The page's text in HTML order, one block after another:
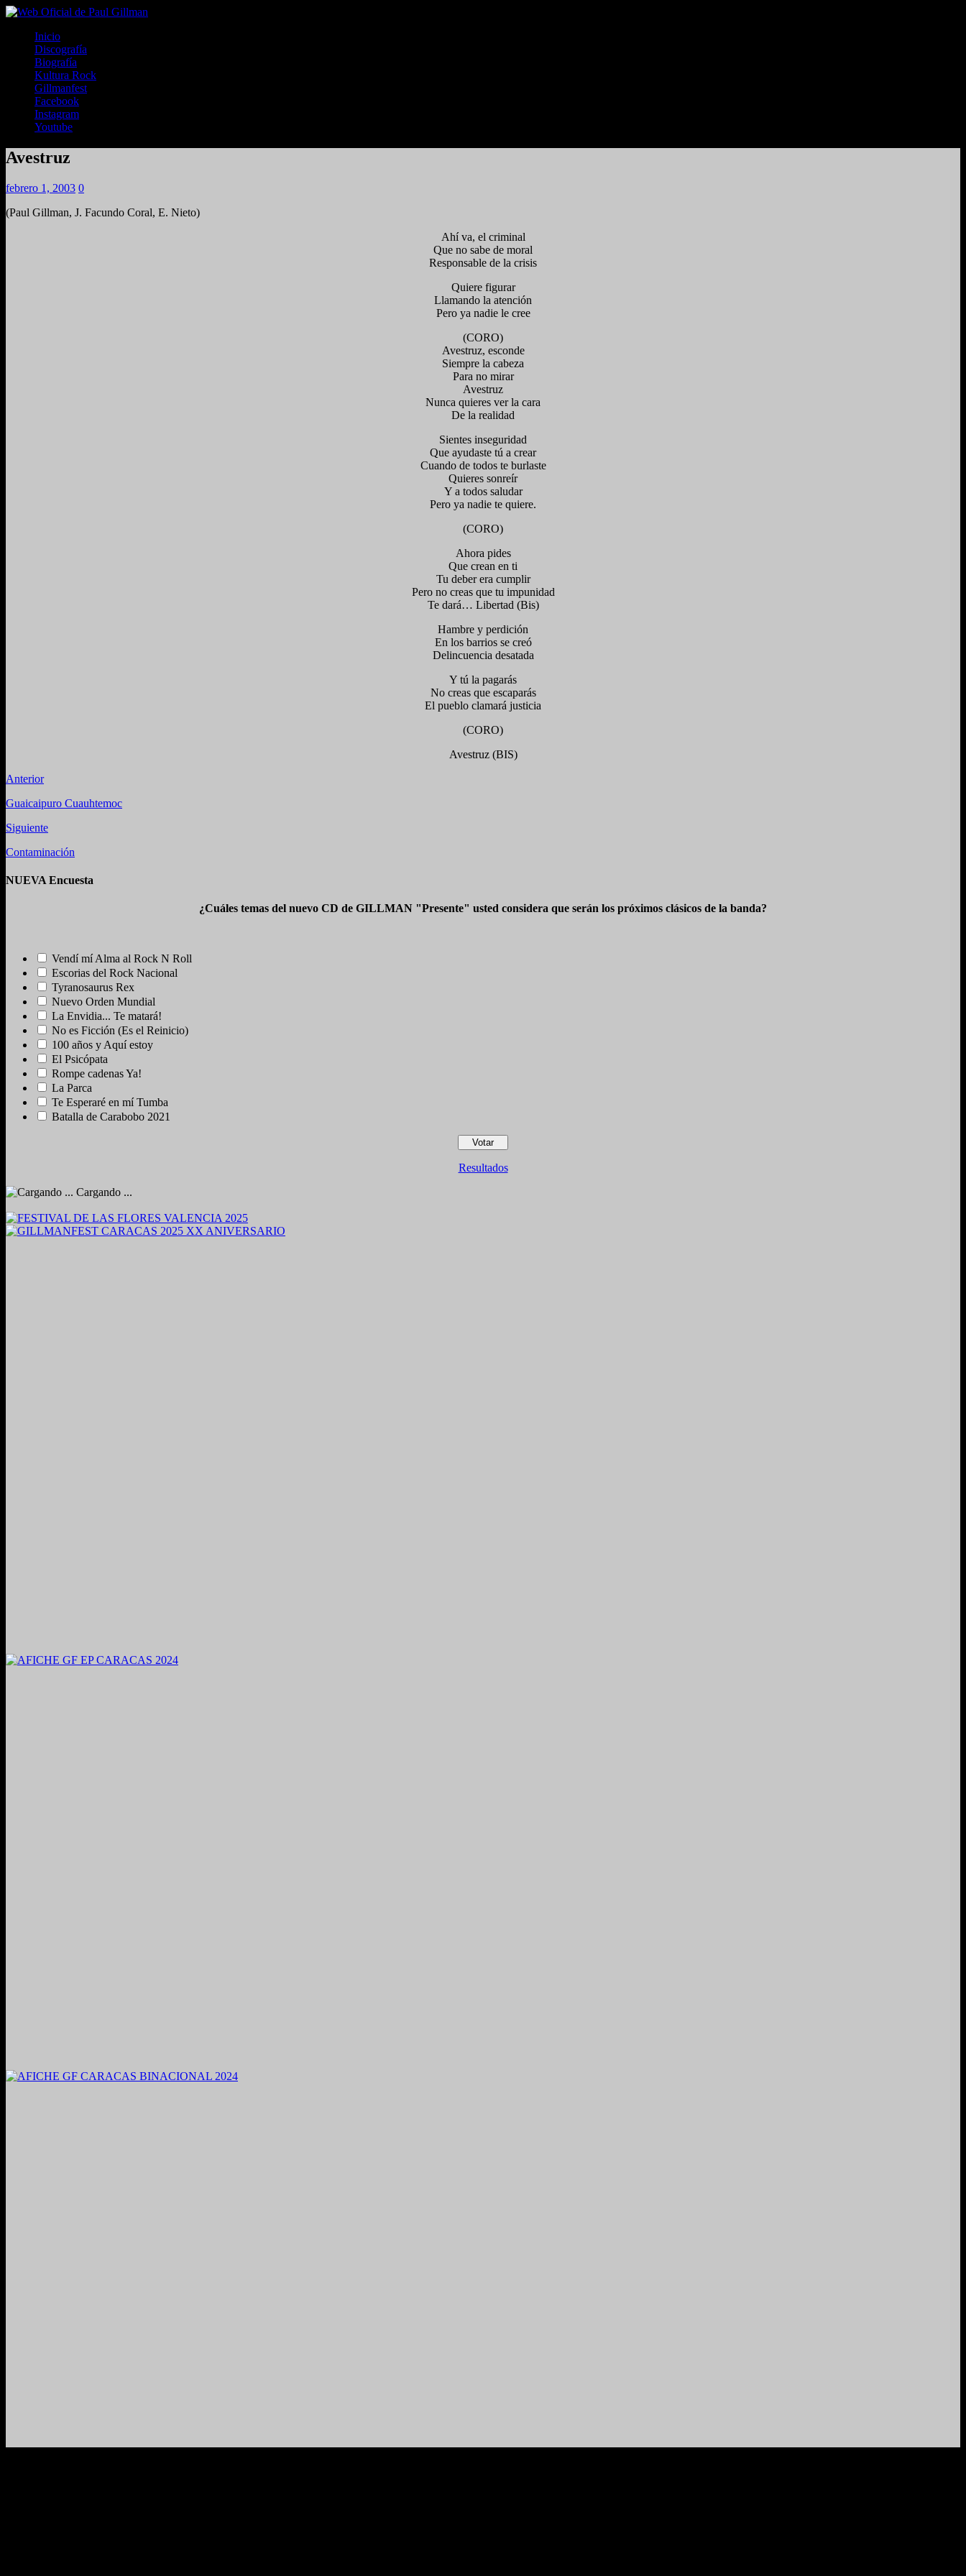
Inicio
Discografía
Biografía
Kultura Rock
Gillmanfest
Facebook
Instagram
Youtube
Avestruz
febrero 1, 2003 0
(Paul Gillman, J. Facundo Coral, E. Nieto)
Ahí va, el criminal
Que no sabe de moral
Responsable de la crisis
Quiere figurar
Llamando la atención
Pero ya nadie le cree
(CORO)
Avestruz, esconde
Siempre la cabeza
Para no mirar
Avestruz
Nunca quieres ver la cara
De la realidad
Sientes inseguridad
Que ayudaste tú a crear
Cuando de todos te burlaste
Quieres sonreír
Y a todos saludar
Pero ya nadie te quiere.
(CORO)
Ahora pides
Que crean en ti
Tu deber era cumplir
Pero no creas que tu impunidad
Te dará… Libertad (Bis)
Hambre y perdición
En los barrios se creó
Delincuencia desatada
Y tú la pagarás
No creas que escaparás
El pueblo clamará justicia
(CORO)
Avestruz (BIS)
Anterior
Guaicaipuro Cuauhtemoc
Siguiente
Contaminación
NUEVA Encuesta
¿Cuáles temas del nuevo CD de GILLMAN "Presente" usted considera que serán los próximos clásicos de la banda?
Vendí mí Alma al Rock N Roll
Escorias del Rock Nacional
Tyranosaurus Rex
Nuevo Orden Mundial
La Envidia... Te matará!
No es Ficción (Es el Reinicio)
100 años y Aquí estoy
El Psicópata
Rompe cadenas Ya!
La Parca
Te Esperaré en mí Tumba
Batalla de Carabobo 2021
Resultados
Cargando ...